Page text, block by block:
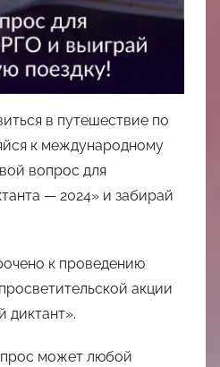
в путешествие по
к международному
вопрос для
— 2024» и забирай
к проведению
акции
диктант».
может любой